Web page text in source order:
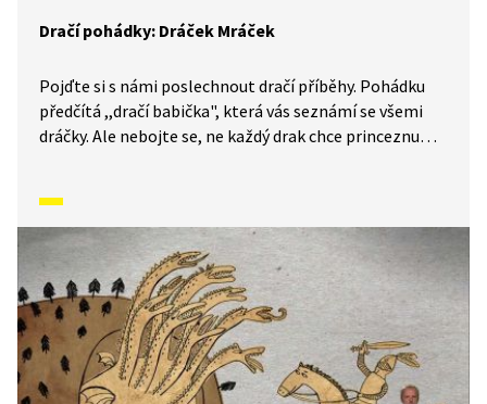
Dračí pohádky: Dráček Mráček
Pojďte si s námi poslechnout dračí příběhy. Pohádku
předčítá ,,dračí babička", která vás seznámí se všemi
dráčky. Ale nebojte se, ne každý drak chce princeznu
i do znakové řeči.